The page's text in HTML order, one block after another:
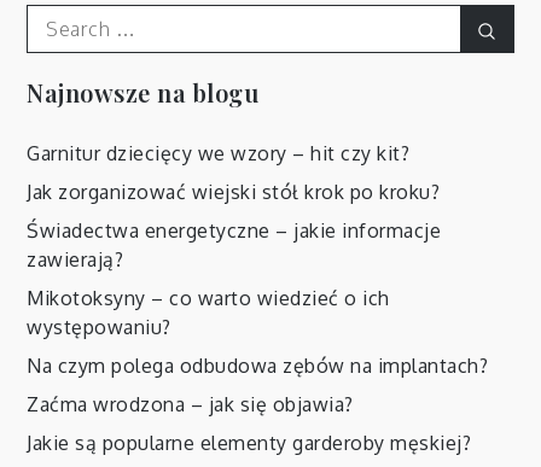
Search
for:
Najnowsze na blogu
Garnitur dziecięcy we wzory – hit czy kit?
Jak zorganizować wiejski stół krok po kroku?
Świadectwa energetyczne – jakie informacje
zawierają?
Mikotoksyny – co warto wiedzieć o ich
występowaniu?
Na czym polega odbudowa zębów na implantach?
Zaćma wrodzona – jak się objawia?
Jakie są popularne elementy garderoby męskiej?